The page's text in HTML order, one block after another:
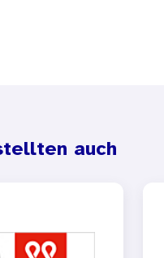
auch